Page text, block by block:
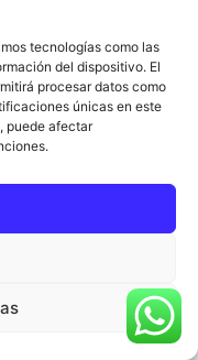
tecnologías como las
del dispositivo. El
procesar datos como
únicas en este
puede afectar